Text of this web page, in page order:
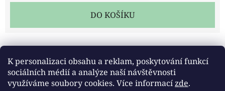
K personalizaci obsahu a reklam, poskytování funkcí
sociálních médií a analýze naší návštěvnosti
využíváme soubory cookies. Více informacízde.
DO KOŠÍKU